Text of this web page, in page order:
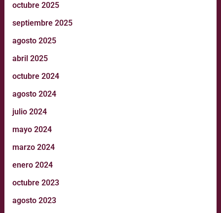
octubre 2025
septiembre 2025
agosto 2025
abril 2025
octubre 2024
agosto 2024
julio 2024
mayo 2024
marzo 2024
enero 2024
octubre 2023
agosto 2023